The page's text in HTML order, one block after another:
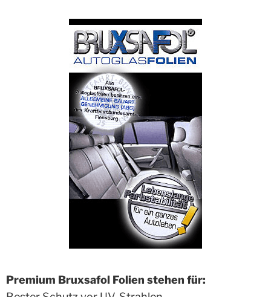
Premium Bruxsafol Folien stehen für: